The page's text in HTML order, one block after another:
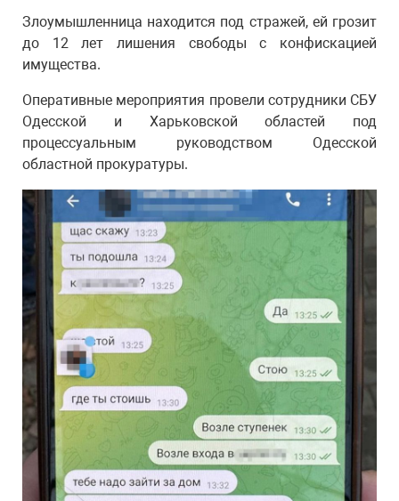
Злоумышленница находится под стражей, ей грозит
до 12 лет лишения свободы с конфискацией
имущества.
Оперативные мероприятия провели сотрудники СБУ
Одесской и Харьковской областей под
процессуальным руководством Одесской
областной прокуратуры.